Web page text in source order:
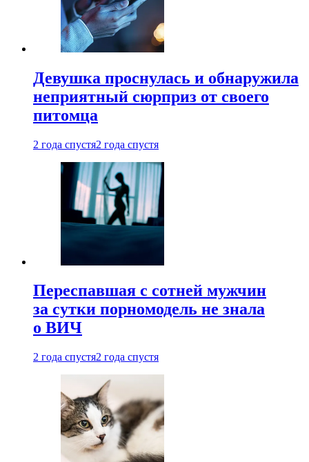
Девушка проснулась и обнаружила
неприятный сюрприз от своего
питомца
2 года спустя2 года спустя
Переспавшая с сотней мужчин
за сутки порномодель не знала
о ВИЧ
2 года спустя2 года спустя